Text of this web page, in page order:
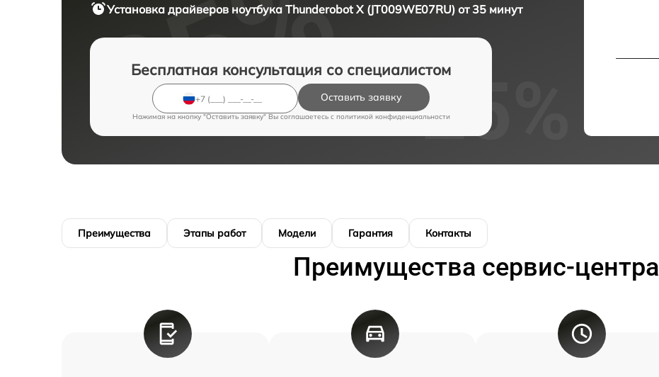
Установка драйверов ноутбука Thunderobot X (JT009WE07RU) от 35 минут
Бесплатная консультация со специалистом
Оставить заявку
Нажимая на кнопку "Оставить заявку" Вы соглашаетесь c политикой конфиденциальности
Преимущества Этапы работ Модели Гарантия Контакты
Преимущества сервис-центра